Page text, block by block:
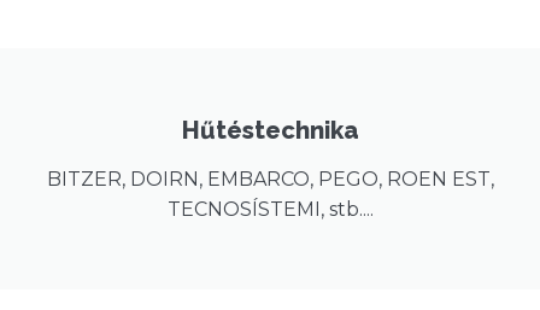
Hűtéstechnika
BITZER, DOIRN, EMBARCO, PEGO, ROEN EST,
TECNOSÍSTEMI, stb....